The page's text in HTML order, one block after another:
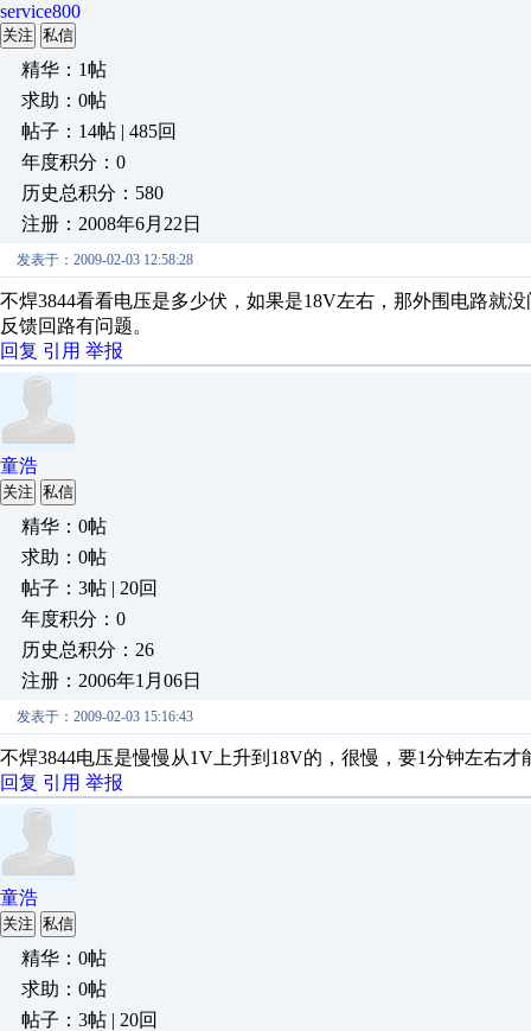
service800
关注 私信
精华：1帖
求助：0帖
帖子：14帖 | 485回
年度积分：0
历史总积分：580
注册：2008年6月22日
发表于：2009-02-03 12:58:28
不焊3844看看电压是多少伏，如果是18V左右，那外围电路就
反馈回路有问题。
回复 引用 举报
童浩
关注 私信
精华：0帖
求助：0帖
帖子：3帖 | 20回
年度积分：0
历史总积分：26
注册：2006年1月06日
发表于：2009-02-03 15:16:43
不焊3844电压是慢慢从1V上升到18V的，很慢，要1分钟左右才
回复 引用 举报
童浩
关注 私信
精华：0帖
求助：0帖
帖子：3帖 | 20回